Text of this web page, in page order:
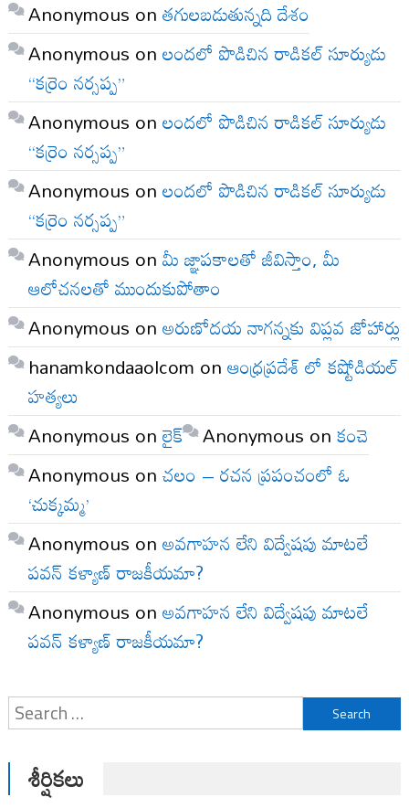
Anonymous onతగులబడుతున్నది దేశం
Anonymous onలందలో పొడిచిన రాడికల్ సూర్యుడు
“కర్రెం నర్సప్ప”
Anonymous onలందలో పొడిచిన రాడికల్ సూర్యుడు
“కర్రెం నర్సప్ప”
Anonymous onలందలో పొడిచిన రాడికల్ సూర్యుడు
“కర్రెం నర్సప్ప”
Anonymous onమీ జ్ఞాపకాలతో జీవిస్తాం, మీ
ఆలోచనలతో ముందుకుపోతాం
Anonymous onఅరుణోదయ నాగన్నకు విప్లవ జోహార్లు
hanamkondaaolcom onఆంధ్రప్రదేశ్ లో కష్టోడియల్
హత్యలు
Anonymous onలైక్ Anonymous onకంచె
Anonymous onచలం – రచన ప్రపంచంలో ఓ
‘చుక్కమ్మ’
Anonymous onఅవగాహన లేని విద్వేషపు మాటలే
పవన్ కళ్యాణ్ రాజకీయమా?
Anonymous onఅవగాహన లేని విద్వేషపు మాటలే
పవన్ కళ్యాణ్ రాజకీయమా?
Search
for:
శీర్షికలు